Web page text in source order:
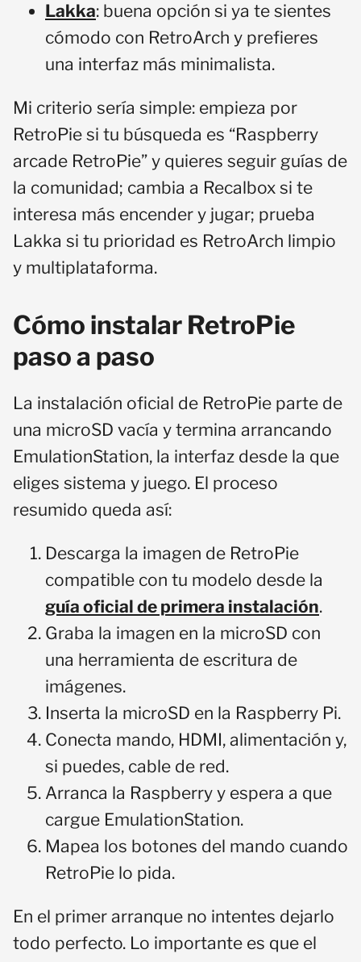
Lakka: buena opción si ya te sientes
cómodo con RetroArch y prefieres
una interfaz más minimalista.
Mi criterio sería simple: empieza por
RetroPie si tu búsqueda es “Raspberry
arcade RetroPie” y quieres seguir guías de
la comunidad; cambia a Recalbox si te
interesa más encender y jugar; prueba
Lakka si tu prioridad es RetroArch limpio
y multiplataforma.
Cómo instalar RetroPie
paso a paso
La instalación oficial de RetroPie parte de
una microSD vacía y termina arrancando
EmulationStation, la interfaz desde la que
eliges sistema y juego. El proceso
resumido queda así:
Descarga la imagen de RetroPie
compatible con tu modelo desde la
guía oficial de primera instalación.
Graba la imagen en la microSD con
una herramienta de escritura de
imágenes.
Inserta la microSD en la Raspberry Pi.
Conecta mando, HDMI, alimentación y,
si puedes, cable de red.
Arranca la Raspberry y espera a que
cargue EmulationStation.
Mapea los botones del mando cuando
RetroPie lo pida.
En el primer arranque no intentes dejarlo
todo perfecto. Lo importante es que el